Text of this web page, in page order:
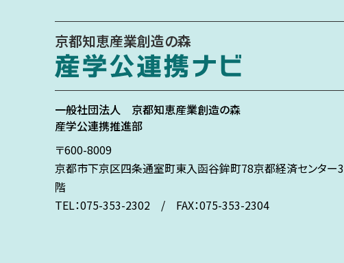
京都知恵産業創造の森
一般社団法人 京都知恵産業創造の森
産学公連携推進部
〒600-8009
京都市下京区四条通室町東入函谷鉾町78京都経済センター3
階
TEL：075-353-2302 / FAX：075-353-2304